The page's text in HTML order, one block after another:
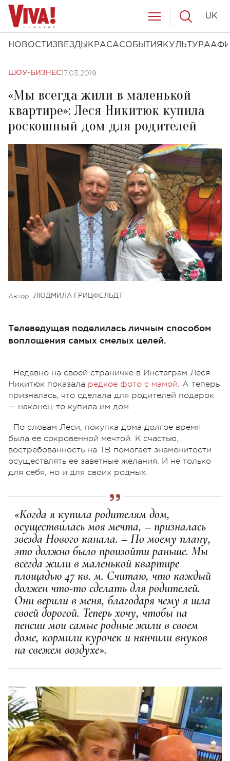
НОВОСТИ ЗВЕЗДЫ КРАСАСОБЫТИЯ КУЛЬТУРА
UK
ШОУ-БИЗНЕС17.03.2019
«Мы всегда жили в маленькой
квартире»: Леся Никитюк купила
роскошный дом для родителей
Автор: ЛЮДМИЛА ГРИЦФЕЛЬДТ
Телеведущая поделилась личным способом
воплощения самых смелых целей.
Недавно на своей страничке в Инстаграм Леся
Никитюк показала редкое фото с мамой. А теперь
призналась, что сделала для родителей подарок
— наконец-то купила им дом.
По словам Леси, покупка дома долгое время
была ее сокровенной мечтой. К счастью,
востребованность на ТВ помогает знаменитости
осуществлять ее заветные желания. И не только
для себя, но и для своих родных.
«Когда я купила родителям дом,
осуществилась моя мечта, – призналась
звезда Нового канала. – По моему плану,
это должно было произойти раньше. Мы
всегда жили в маленькой квартире
площадью 47 кв. м. Считаю, что каждый
должен что-то сделать для родителей.
Они верили в меня, благодаря чему я шла
своей дорогой. Теперь хочу, чтобы на
пенсии мои самые родные жили в своем
доме, кормили курочек и нянчили внуков
на свежем воздухе».